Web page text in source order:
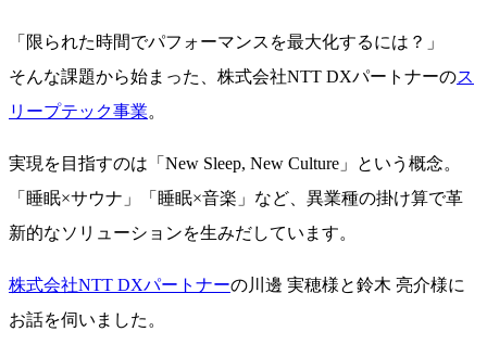
「限られた時間でパフォーマンスを最大化するには？」
そんな課題から始まった、株式会社NTT DXパートナーのス
リープテック事業。
実現を目指すのは「New Sleep, New Culture」という概念。
「睡眠×サウナ」「睡眠×音楽」など、異業種の掛け算で革
新的なソリューションを生みだしています。
株式会社NTT DXパートナーの川邊 実穂様と鈴木 亮介様に
お話を伺いました。